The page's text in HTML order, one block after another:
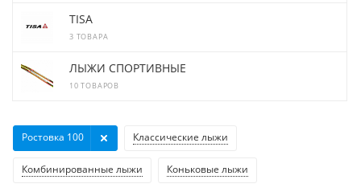
TISA
3 ТОВАРА
ЛЫЖИ СПОРТИВНЫЕ
10 ТОВАРОВ
Классические лыжи
Комбинированные лыжи Коньковые лыжи
Ростовка 100